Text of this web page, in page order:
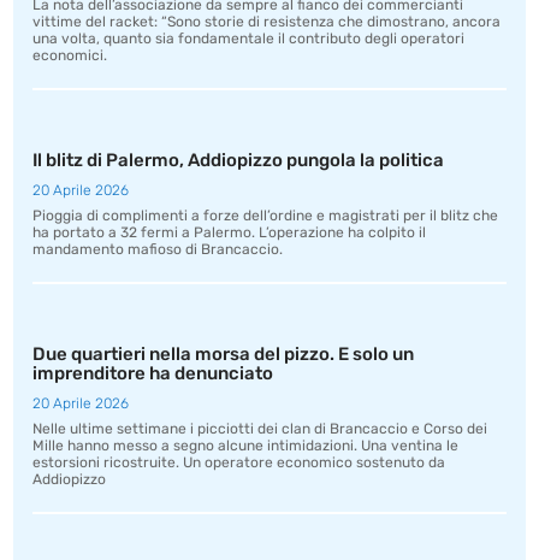
La nota dell’associazione da sempre al fianco dei commercianti
vittime del racket: “Sono storie di resistenza che dimostrano, ancora
una volta, quanto sia fondamentale il contributo degli operatori
economici.
Il blitz di Palermo, Addiopizzo pungola la politica
20 Aprile 2026
Pioggia di complimenti a forze dell’ordine e magistrati per il blitz che
ha portato a 32 fermi a Palermo. L’operazione ha colpito il
mandamento mafioso di Brancaccio.
Due quartieri nella morsa del pizzo. E solo un
imprenditore ha denunciato
20 Aprile 2026
Nelle ultime settimane i picciotti dei clan di Brancaccio e Corso dei
Mille hanno messo a segno alcune intimidazioni. Una ventina le
estorsioni ricostruite. Un operatore economico sostenuto da
Addiopizzo